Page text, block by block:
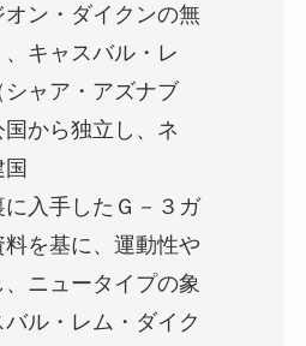
ン・ダイクンの無
キャスバル・レ
シャア・アズナブ
から独立し、ネ
に入手したＧ－３ガ
を基に、運動性や
ニュータイプの象
ル・レム・ダイク